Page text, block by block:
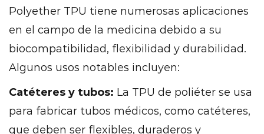
Polyether TPU tiene numerosas aplicaciones
en el campo de la medicina debido a su
biocompatibilidad, flexibilidad y durabilidad.
Algunos usos notables incluyen:
Catéteres y tubos: La TPU de poliéter se usa
para fabricar tubos médicos, como catéteres,
que deben ser flexibles, duraderos y